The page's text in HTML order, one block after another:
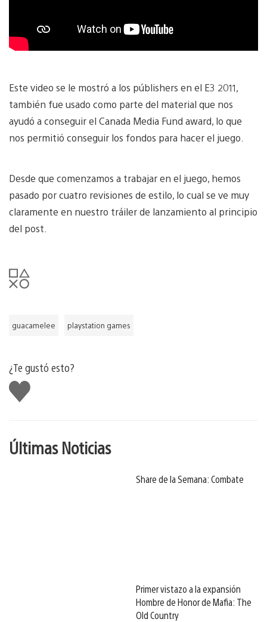
Este video se le mostró a los públishers en el E3 2011,
también fue usado como parte del material que nos
ayudó a conseguir el Canada Media Fund award, lo que
nos permitió conseguir los fondos para hacer el juego.
Desde que comenzamos a trabajar en el juego, hemos
pasado por cuatro revisiones de estilo, lo cual se ve muy
claramente en nuestro tráiler de lanzamiento al principio
del post.
guacamelee playstation games
¿Te gustó esto?
Me
gusta
Últimas Noticias
Share de la Semana: Combate
Primer vistazo a la expansión
Hombre de Honor de Mafia: The
Old Country